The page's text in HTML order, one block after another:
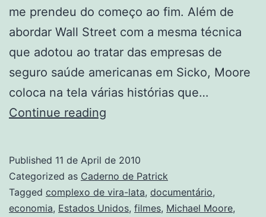
me prendeu do começo ao fim. Além de
abordar Wall Street com a mesma técnica
que adotou ao tratar das empresas de
seguro saúde americanas em Sicko, Moore
coloca na tela várias histórias que…
Continue reading
de
amor
Published 11 de April de 2010
Categorized as Caderno de Patrick
Tagged complexo de vira-lata, documentário,
economia, Estados Unidos, filmes, Michael Moore,